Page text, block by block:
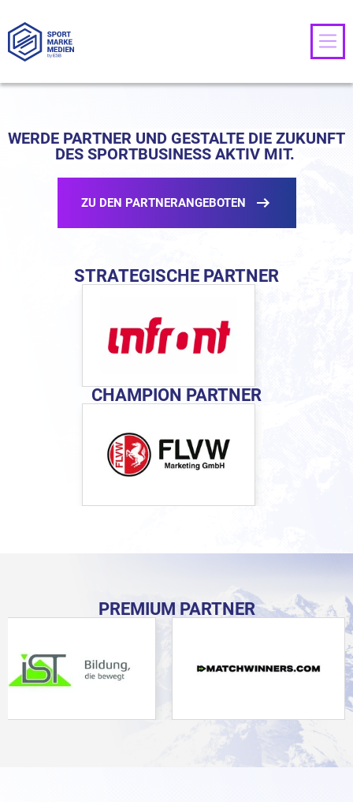
WERDE PARTNER UND GESTALTE DIE ZUKUNFT
DES SPORTBUSINESS AKTIV MIT.
ZU DEN PARTNERANGEBOTEN
STRATEGISCHE PARTNER
CHAMPION PARTNER
PREMIUM PARTNER